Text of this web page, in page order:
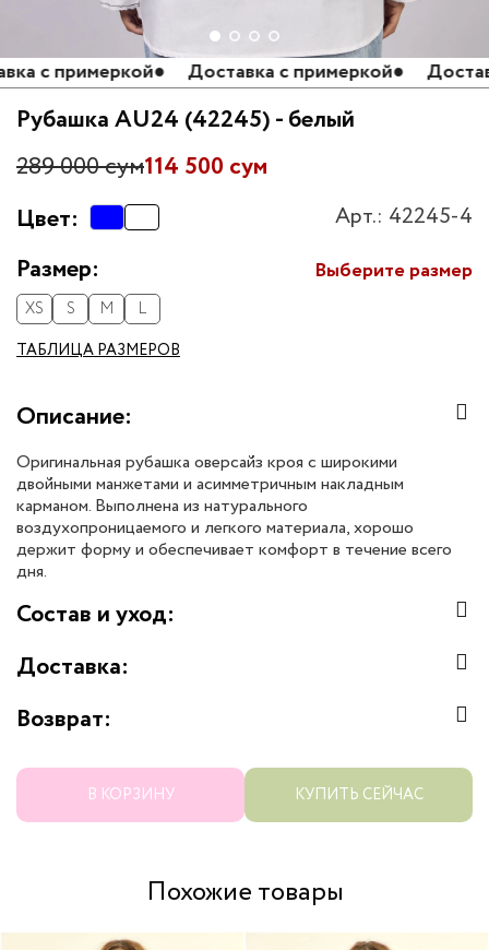
с примеркой● Доставка с примеркой●
Рубашка AU24 (42245) - белый
114 500 сум
289 000 сум
Цвет:
Арт.: 42245-4
Размер:
XS S M
L
ТАБЛИЦА РАЗМЕРОВ
Выберите размер
В КОРЗИНУ КУПИТЬ СЕЙЧАС
Описание:
Оригинальная рубашка оверсайз кроя с широкими
двойными манжетами и асимметричным накладным
карманом. Выполнена из натурального
воздухопроницаемого и легкого материала, хорошо
держит форму и обеспечивает комфорт в течение всего
дня.
Состав и уход:
Доставка:
Возврат:
Похожие товары